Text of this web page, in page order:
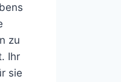
zu
Ihr
sie